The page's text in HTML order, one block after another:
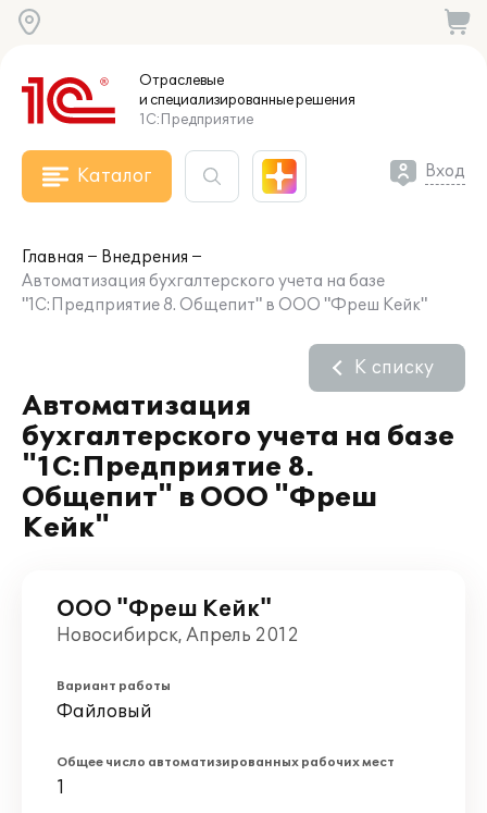
Отраслевые
и специализированныерешения
1С:Предприятие
Каталог Вход
Главная
Внедрения
Автоматизация бухгалтерского учета на базе
"1С:Предприятие 8. Общепит" в ООО "Фреш Кейк"
Автоматизация
бухгалтерского учета на базе
"1С:Предприятие 8.
Общепит" в ООО "Фреш
Кейк"
К списку
ООО "Фреш Кейк"
Новосибирск, Апрель 2012
Вариант работы
Файловый
Общее число автоматизированных рабочих мест
1